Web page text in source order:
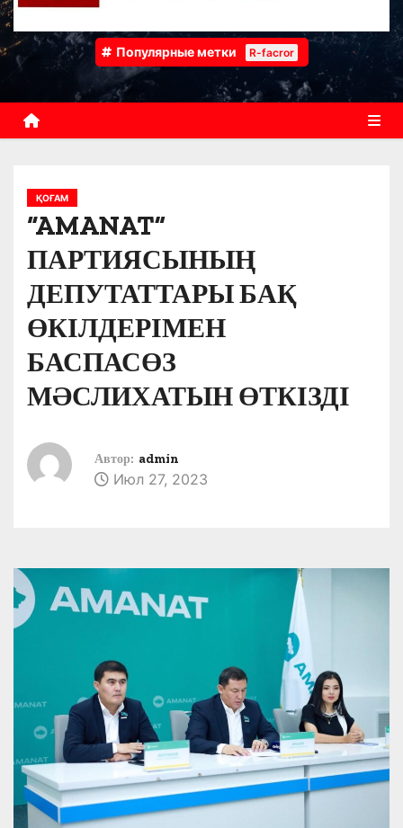
Популярные метки R-facror
ҚОҒАМ
“AMANAT”
ПАРТИЯСЫНЫҢ
ДЕПУТАТТАРЫ БАҚ
ӨКІЛДЕРІМЕН
БАСПАСӨЗ
МӘСЛИХАТЫН ӨТКІЗДІ
Автор: admin
Июл 27, 2023